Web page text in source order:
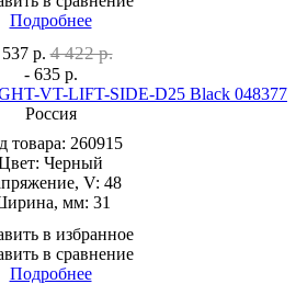
Подробнее
р. 4 422 р.
- 635 р.
VT-LIFT-SIDE-D25 Black 048377
Россия
товара: 260915
Черный
V: 48
мм: 31
в избранное
в сравнение
Подробнее